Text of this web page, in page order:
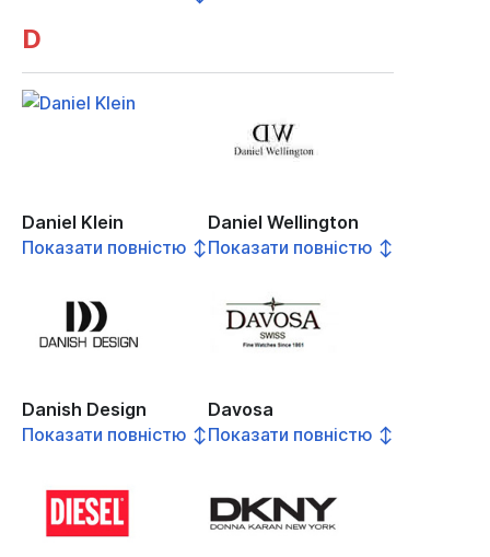
D
Daniel Klein
Показати повністю ↕
Daniel Wellington
Показати повністю ↕
Danish Design
Показати повністю ↕
Davosa
Показати повністю ↕